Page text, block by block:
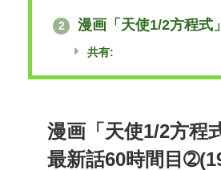
2 漫画「天使1/2方程式
共有:
漫画「天使1/2方程
最新話60時間目